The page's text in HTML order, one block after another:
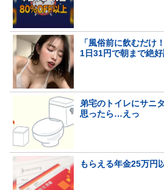
「風俗前に飲むだけ
1日31円で朝まで絶好
弟宅のトイレにサニ
思ったら…えっ
もらえる年金25万円